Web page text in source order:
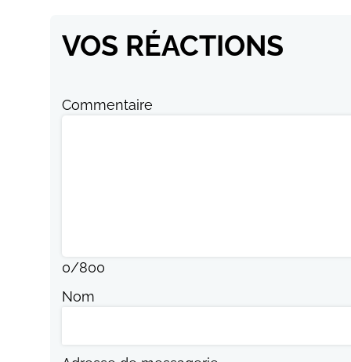
VOS RÉACTIONS
Commentaire
0/800
Nom